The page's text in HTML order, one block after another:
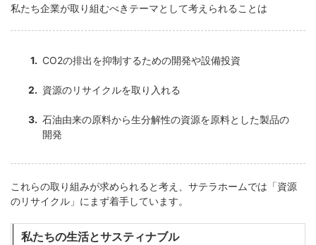
私たち企業が取り組むべきテーマとして考えられることは
CO2の排出を抑制するための開発や設備投資
資源のリサイクルを取り入れる
石油由来の原料から生分解性の資源を原料とした製品の
開発
これらの取り組みが求められると考え、サテラホームでは「資源
のリサイクル」にまず着手しています。
私たちの生活とサスティナブル